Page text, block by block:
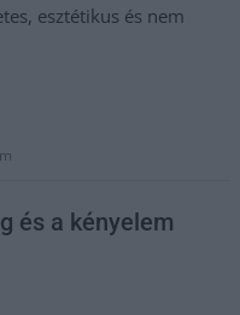
esztétikus és nem
és a kényelem